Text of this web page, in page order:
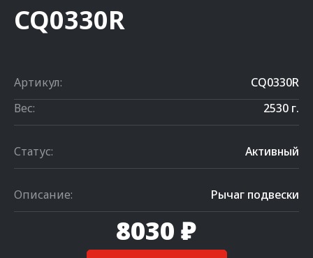
CQ0330R
Артикул:
CQ0330R
Вес:
2530 г.
Статус: Активный
Описание: Рычаг подвески
8030 ₽